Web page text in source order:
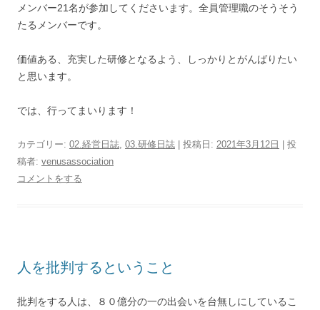
メンバー21名が参加してくださいます。全員管理職のそうそう
たるメンバーです。
価値ある、充実した研修となるよう、しっかりとがんばりたい
と思います。
では、行ってまいります！
カテゴリー: 02.経営日誌, 03.研修日誌 | 投稿日: 2021年3月12日
投
稿者: venusassociation
コメントをする
人を批判するということ
批判をする人は、８０億分の一の出会いを台無しにしているこ